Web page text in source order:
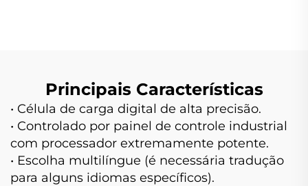
Principais Características
• Célula de carga digital de alta precisão.
• Controlado por painel de controle industrial
com processador extremamente potente.
• Escolha multilíngue (é necessária tradução
para alguns idiomas específicos).